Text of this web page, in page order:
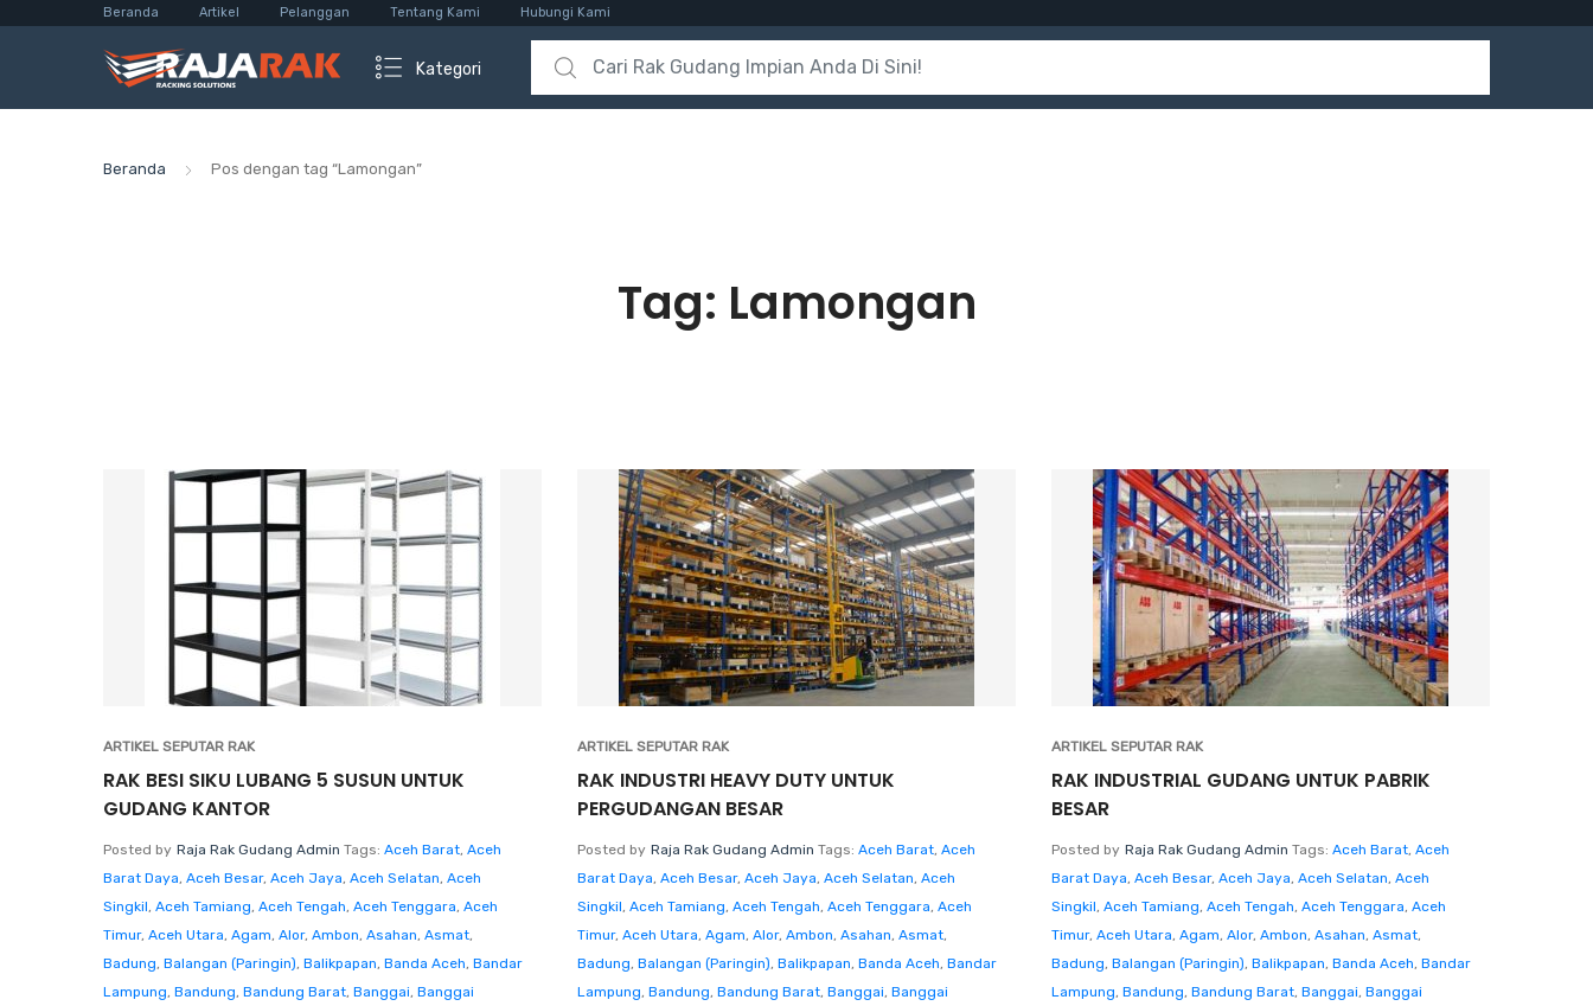
Beranda Artikel Pelanggan Tentang Kami Hubungi Kami
Kategori
Search for:
Beranda Pos dengan tag “Lamongan”
Tag: Lamongan
ARTIKEL SEPUTAR RAK
RAK BESI SIKU LUBANG 5 SUSUN UNTUK
GUDANG KANTOR
Posted by Raja Rak Gudang Admin Tags: Aceh Barat, Aceh
Barat Daya, Aceh Besar, Aceh Jaya, Aceh Selatan, Aceh
Singkil, Aceh Tamiang, Aceh Tengah, Aceh Tenggara, Aceh
Timur, Aceh Utara, Agam, Alor, Ambon, Asahan, Asmat,
Badung, Balangan (Paringin), Balikpapan, Banda Aceh, Bandar
Lampung, Bandung, Bandung Barat, Banggai, Banggai
ARTIKEL SEPUTAR RAK
RAK INDUSTRI HEAVY DUTY UNTUK
PERGUDANGAN BESAR
Posted by Raja Rak Gudang Admin Tags: Aceh Barat, Aceh
Barat Daya, Aceh Besar, Aceh Jaya, Aceh Selatan, Aceh
Singkil, Aceh Tamiang, Aceh Tengah, Aceh Tenggara, Aceh
Timur, Aceh Utara, Agam, Alor, Ambon, Asahan, Asmat,
Badung, Balangan (Paringin), Balikpapan, Banda Aceh, Bandar
Lampung, Bandung, Bandung Barat, Banggai, Banggai
ARTIKEL SEPUTAR RAK
RAK INDUSTRIAL GUDANG UNTUK PABRIK
BESAR
Posted by Raja Rak Gudang Admin Tags: Aceh Barat, Aceh
Barat Daya, Aceh Besar, Aceh Jaya, Aceh Selatan, Aceh
Singkil, Aceh Tamiang, Aceh Tengah, Aceh Tenggara, Aceh
Timur, Aceh Utara, Agam, Alor, Ambon, Asahan, Asmat,
Badung, Balangan (Paringin), Balikpapan, Banda Aceh, Bandar
Lampung, Bandung, Bandung Barat, Banggai, Banggai